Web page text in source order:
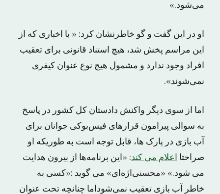
می‌شود.»
او در این گفت و گو خاطرنشان کرد: « با اخباری که از
این مراسم پخش شد، هیچ استناد قانونی برای تعقیب
افراد وجود ندارد و مشمول هیچ نوع عنوان کیفری
نمی‌شوند».
اما از سوی دیگر واکنش دادستان کل کشور در پاسخ
به سوالی پیرامون قرارهای فیس‌بوکی جوانان برای
آب بازی در پارک ها، قابل توجه است به طوریکه او
صراحتا
اعلام می کند: «این برنامه‌ها از بیرون هدایت
می شود.» «محسنی‌اژه‌ای» می گوید :«کسی به
خاطر آب بازی تعقیب نمی‌شوداما چنانچه تحت عنوان